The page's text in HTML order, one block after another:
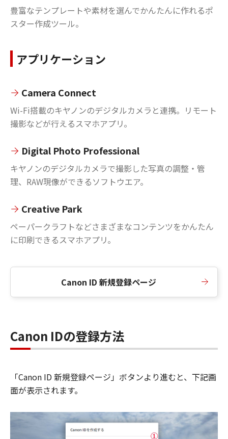
豊富なテンプレートや素材を選んでかんたんに作れるポ
スター作成ツール。
アプリケーション
Camera Connect
Wi-Fi搭載のキヤノンのデジタルカメラと連携。リモート
撮影などが行えるスマホアプリ。
Digital Photo Professional
キヤノンのデジタルカメラで撮影した写真の調整・管
理、RAW現像ができるソフトウエア。
Creative Park
ペーパークラフトなどさまざまなコンテンツをかんたん
に印刷できるスマホアプリ。
Canon ID 新規登録ページ
Canon IDの登録方法
「Canon ID 新規登録ページ」ボタンより進むと、下記画
面が表示されます。